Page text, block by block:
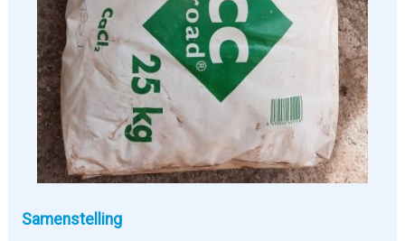
Samenstelling